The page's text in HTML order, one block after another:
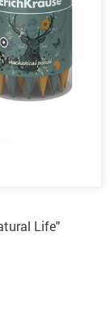
Life"